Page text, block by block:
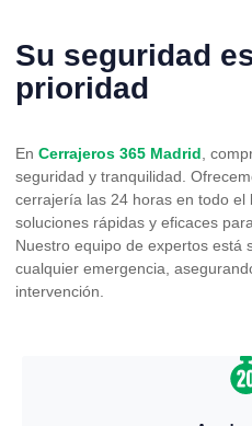
Su seguridad
prioridad
En Cerrajeros 365 Madrid ,
seguridad y tranquilidad.
cerrajería las 24 horas en todo el
soluciones rápidas y eficaces
Nuestro equipo de expertos está
cualquier emergencia,
intervención.